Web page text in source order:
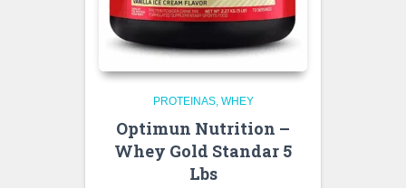
PROTEINAS WHEY
Optimun Nutrition –
Whey Gold Standar 5
Lbs